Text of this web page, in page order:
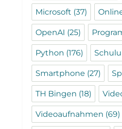
Microsoft (37)
OpenAI (25)
Python (176)
Smartphone (27)
TH Bingen (18)
Videoaufnahmen (69)